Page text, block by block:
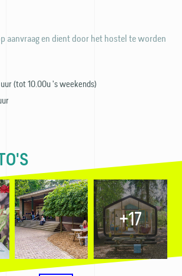
aanvraag en dient door het hostel te worden
(tot 10.00u 's weekends)
+17